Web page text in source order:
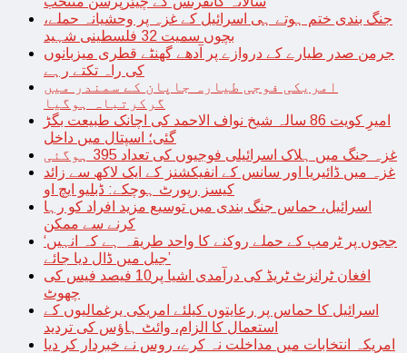
جنگ بندی ختم ہوتے ہی اسرائیل کے غزہ پر وحشیانہ حملے،
بچوں سمیت 32 فلسطینی شہید
جرمن صدر طیارے کے دروازے پر آدھے گھنٹے قطری میزبانوں
کی راہ تکتے رہے
امریکی فوجی طیارہ جاپان کے سمندر میں
گرکرتباہ ہوگیا
امیرِ کویت 86 سالہ شیخ نواف الاحمد کی اچانک طبیعت بگڑ
گئی؛ اسپتال میں داخل
غزہ جنگ میں ہلاک اسرائیلی فوجیوں کی تعداد 395 ہوگئی
غزہ میں ڈائیریا اور سانس کے انفیکشنز کے ایک لاکھ سے زائد
کیسز رپورٹ ہوچکے: ڈبلیو ایچ او
اسرائیل، حماس جنگ بندی میں توسیع مزید افراد کو رہا
کرنے سے ممکن
‘ججوں پر ٹرمپ کے حملے روکنے کا واحد طریقہ ہے کہ انہیں
جیل میں ڈال دیا جائے’
افغان ٹرانزٹ ٹریڈ کی درآمدی اشیا پر10 فیصد فیس کی
چھوٹ
اسرائیل کا حماس پر رعایتوں کیلئے امریکی یرغمالیوں کے
استعمال کا الزام، وائٹ ہاؤس کی تردید
امریکہ انتخابات میں مداخلت نہ کرے، روس نے خبردار کر دیا